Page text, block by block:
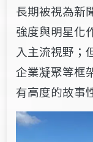
長期被視為新
強度與明星化
入主流視野；
企業凝聚等框
有高度的故事